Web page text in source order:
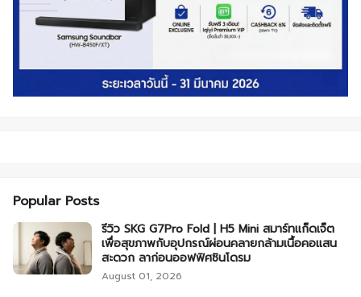
Popular Posts
รีวิว SKG G7Pro Fold | H5 Mini สมาร์ทแก็ดเจ็ต
เพื่อสุขภาพกับอุปกรณ์ผ่อนคลายกล้ามเนื้อคอแสน
สะดวก ลาก่อนออฟฟิศซินโดรม
August 01, 2026